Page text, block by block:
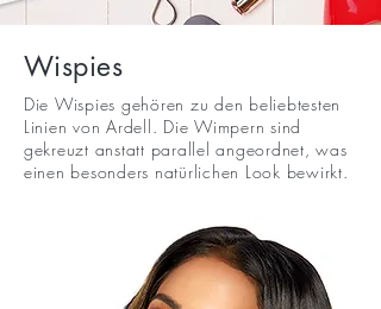
Wispies
Die Wispies gehören zu den beliebtesten
Linien von Ardell. Die Wimpern sind
gekreuzt anstatt parallel angeordnet, was
einen besonders natürlichen Look bewirkt.